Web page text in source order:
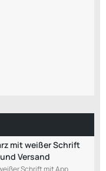
mit weißer Schrift
Versand
Schrift mit App